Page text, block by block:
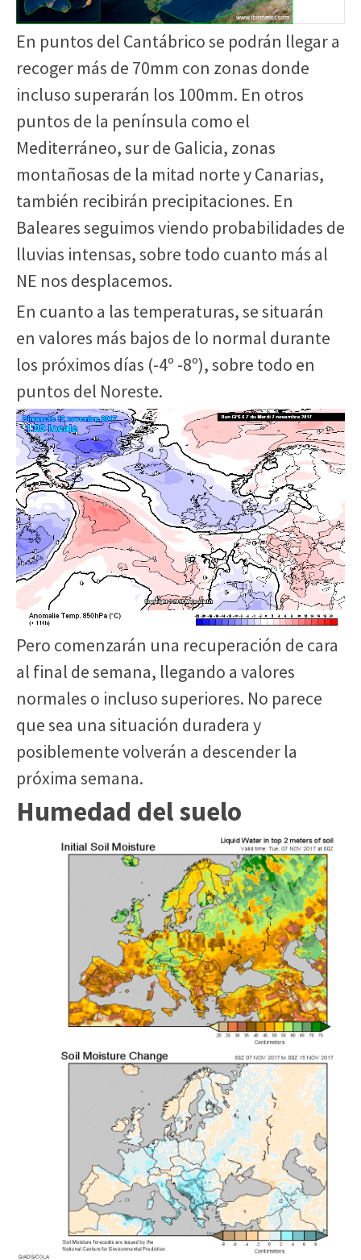
En puntos del Cantábrico se podrán llegar a
recoger más de 70mm con zonas donde
incluso superarán los 100mm. En otros
puntos de la península como el
Mediterráneo, sur de Galicia, zonas
montañosas de la mitad norte y Canarias,
también recibirán precipitaciones. En
Baleares seguimos viendo probabilidades de
lluvias intensas, sobre todo cuanto más al
NE nos desplacemos.
En cuanto a las temperaturas, se situarán
en valores más bajos de lo normal durante
los próximos días (-4º -8º), sobre todo en
puntos del Noreste.
Pero comenzarán una recuperación de cara
al final de semana, llegando a valores
normales o incluso superiores. No parece
que sea una situación duradera y
posiblemente volverán a descender la
próxima semana.
Humedad del suelo